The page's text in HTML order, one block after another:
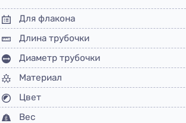
Для флакона
Длина трубочки
Диаметр трубочки
Материал
Цвет
Вес